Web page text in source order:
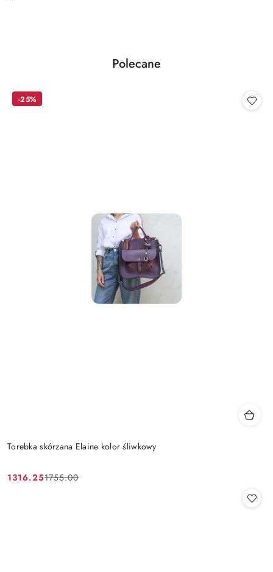
Pomiń karuzelę produktów
Produkty
Polecane
Torebka skórzana Elaine kolor śliwkowy
Cena
1316.25
Cena
1755.00
-25%